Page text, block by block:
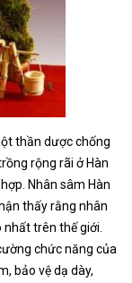
thần dược chống
rộng rãi ở Hàn
Nhân sâm Hàn
thấy rằng nhân
trên thế giới.
chức năng của
bảo vệ dạ dày,